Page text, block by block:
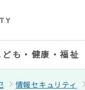
ども・健康・福祉
情報セキュリティ